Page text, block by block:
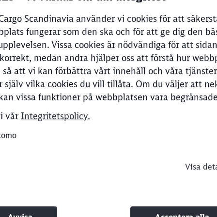
Scandinavia använder vi cookies för att
fungerar som den ska och för att ge dig den
Vissa cookies är nödvändiga för att
medan andra hjälper oss att förstå hur
så att vi kan förbättra vårt innehåll och våra
själv vilka cookies du vill tillåta. Om du väljer att
vissa funktioner på webbplatsen vara
vår Integritetspolicy.
Visa
kg (elektriska)
Close
Would you like to be forwarded to?